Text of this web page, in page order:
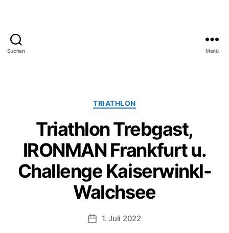
Suchen
e.V.
Menü
Kategorien
TRIATHLON
Triathlon Trebgast,
IRONMAN Frankfurt u.
Challenge Kaiserwinkl-
Walchsee
Veröffentlichungsdatum
1. Juli 2022